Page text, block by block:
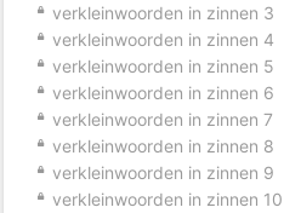
verkleinwoorden in zinnen 3
verkleinwoorden in zinnen 4
verkleinwoorden in zinnen 5
verkleinwoorden in zinnen 6
verkleinwoorden in zinnen 7
verkleinwoorden in zinnen 8
verkleinwoorden in zinnen 9
verkleinwoorden in zinnen 10